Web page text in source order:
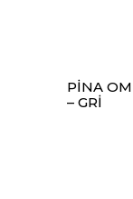
PINA
– GRI